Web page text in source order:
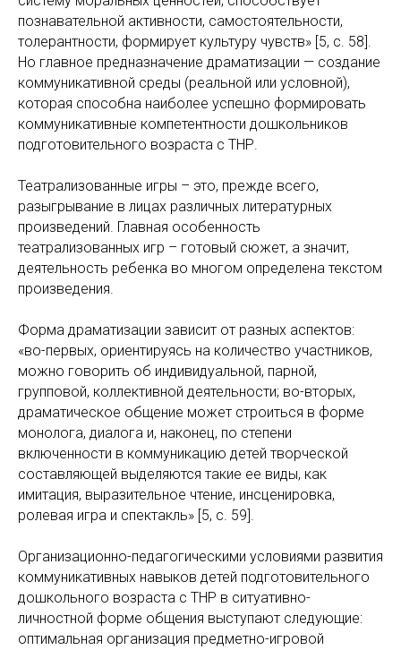
познавательной активности, самостоятельности,
толерантности, формирует культуру чувств» [5, c. 58].
Но главное предназначение драматизации — создание
коммуникативной среды (реальной или условной),
которая способна наиболее успешно формировать
коммуникативные компетентности дошкольников
подготовительного возраста с ТНР.
Театрализованные игры – это, прежде всего,
разыгрывание в лицах различных литературных
произведений. Главная особенность
театрализованных игр – готовый сюжет, а значит,
деятельность ребенка во многом определена текстом
произведения.
Форма драматизации зависит от разных аспектов:
«во-первых, ориентируясь на количество участников,
можно говорить об индивидуальной, парной,
групповой, коллективной деятельности; во-вторых,
драматическое общение может строиться в форме
монолога, диалога и, наконец, по степени
включенности в коммуникацию детей творческой
составляющей выделяются такие ее виды, как
имитация, выразительное чтение, инсценировка,
ролевая игра и спектакль» [5, c. 59].
Организационно-педагогическими условиями развития
коммуникативных навыков детей подготовительного
дошкольного возраста с ТНР в ситуативно-
личностной форме общения выступают следующие:
оптимальная организация предметно-игровой